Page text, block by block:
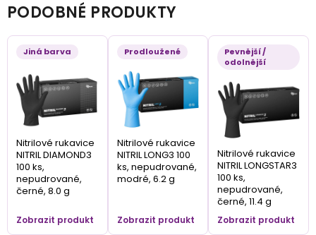
PODOBNÉ PRODUKTY
Jiná barva
Nitrilové rukavice
NITRIL DIAMOND3
100 ks,
nepudrované,
černé, 8.0 g
Zobrazit produkt
Prodloužené
Nitrilové rukavice
NITRIL LONG3 100
ks, nepudrované,
modré, 6.2 g
Zobrazit produkt
Pevnější /
odolnější
Nitrilové rukavice
NITRIL LONGSTAR3
100 ks,
nepudrované,
černé, 11.4 g
Zobrazit produkt